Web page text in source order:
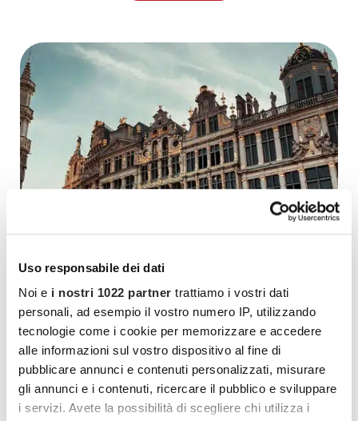
Uso responsabile dei dati
Noi e i nostri 1022 partner trattiamo i vostri dati
personali, ad esempio il vostro numero IP, utilizzando
tecnologie come i cookie per memorizzare e accedere
alle informazioni sul vostro dispositivo al fine di
pubblicare annunci e contenuti personalizzati, misurare
gli annunci e i contenuti, ricercare il pubblico e sviluppare
i servizi. Avete la possibilità di scegliere chi utilizza i
Mordi l’Arte a… Bruxelles
Scopri qui tutti i dettagli.
SCOPRI DI PIÙ